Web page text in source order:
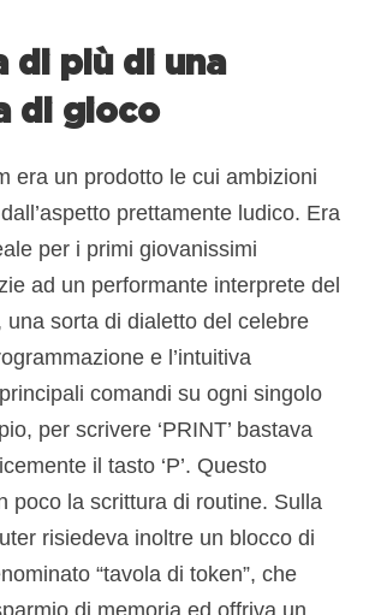
di più di una
di gioco
era un prodotto le cui ambizioni
prettamente ludico. Era
per i primi giovanissimi
ad un performante interprete del
una sorta di dialetto del celebre
e l’intuitiva
comandi su ogni singolo
per scrivere ‘PRINT’ bastava
il tasto ‘P’. Questo
poco la scrittura di routine. Sulla
risiedeva inoltre un blocco di
“tavola di token”, che
di memoria ed offriva un